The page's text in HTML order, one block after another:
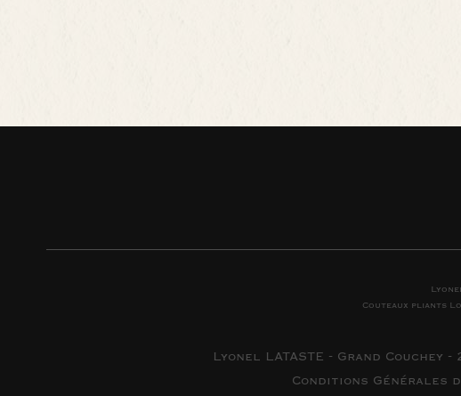
Couteaux pliants
Lyonel LATASTE - Grand Couchey
Conditions Générales